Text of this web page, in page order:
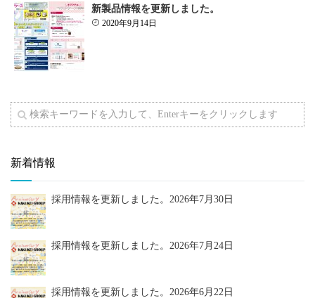
新製品情報を更新しました。
2020年9月14日
新着情報
採用情報を更新しました。 2026年7月30日
採用情報を更新しました。 2026年7月24日
採用情報を更新しました。 2026年6月22日